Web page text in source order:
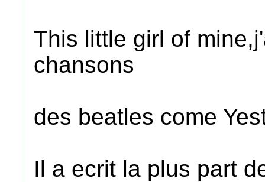
This little girl of
chansons
des beatles come
Il a ecrit la plus part